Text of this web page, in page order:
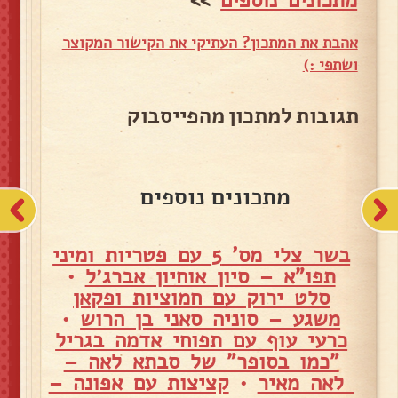
אהבת את המתכון? העתיקי את הקישור המקוצר
ושתפי :)
תגובות למתכון מהפייסבוק
מתכונים נוספים
בשר צלי מס' 5 עם פטריות ומיני
תפו"א – סיון אוחיון אברג׳ל •
סלט ירוק עם חמוציות ופקאן
משגע – סוניה סאני בן הרוש •
כרעי עוף עם תפוחי אדמה בגריל
"כמו בסופר" של סבתא לאה –
לאה מאיר •קציצות עם אפונה –